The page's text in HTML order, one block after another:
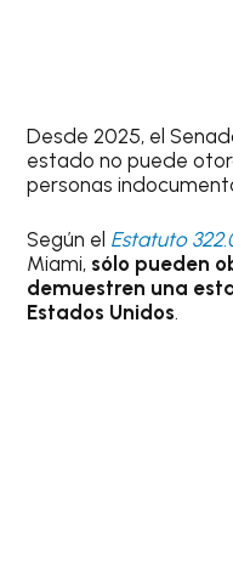
Desde 2025, el
estado no puede
personas
Según el Estatuto
Miami, sólo pueden
demuestren una
Estados Unidos.